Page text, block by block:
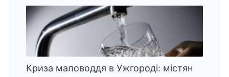
Криза маловоддя в Ужгороді: містян